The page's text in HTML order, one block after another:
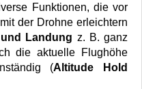
Funktionen, die vor
der Drohne erleichtern
Landung z. B. ganz
die aktuelle Flughöhe
(Altitude Hold